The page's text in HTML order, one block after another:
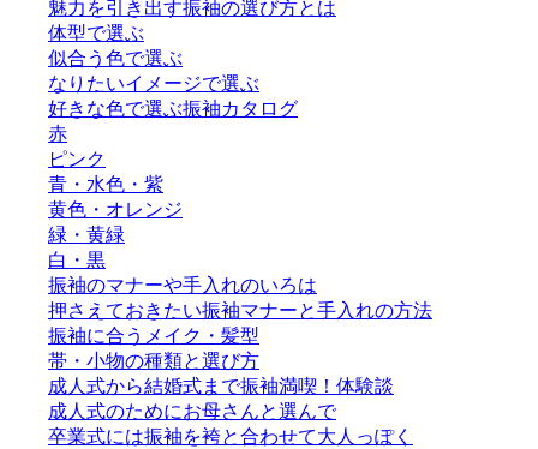
魅力を引き出す振袖の選び方とは
体型で選ぶ
似合う色で選ぶ
なりたいイメージで選ぶ
好きな色で選ぶ振袖カタログ
赤
ピンク
青・水色・紫
黄色・オレンジ
緑・黄緑
白・黒
振袖のマナーや手入れのいろは
押さえておきたい振袖マナーと手入れの方法
振袖に合うメイク・髪型
帯・小物の種類と選び方
成人式から結婚式まで振袖満喫！体験談
成人式のためにお母さんと選んで
卒業式には振袖を袴と合わせて大人っぽく